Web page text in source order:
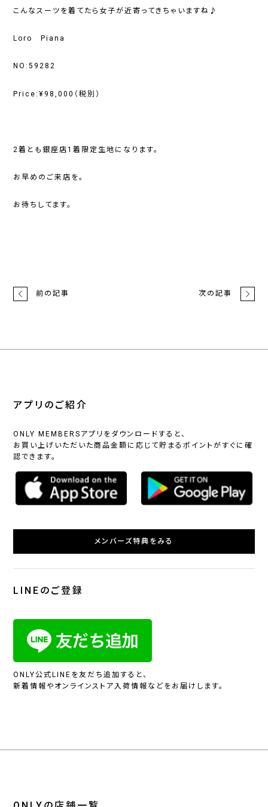
こんなスーツを着てたら女子が近寄ってきちゃいますね♪
Loro Piana
NO:59282
Price:¥98,000（税別）
2着とも銀座店1着限定生地になります。
お早めのご来店を。
お待ちしてます。
前の記事 次の記事
アプリのご紹介
ONLY MEMBERSアプリをダウンロードすると、
お買い上げいただいた商品金額に応じて貯まるポイントがすぐに確
認できます。
メンバーズ特典をみる
LINEのご登録
ONLY公式LINEを友だち追加すると、
新着情報やオンラインストア入荷情報などをお届けします。